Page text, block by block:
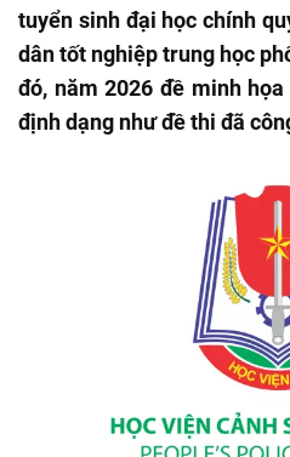
tuyển sinh đại học chính
dân tốt nghiệp trung học
đó, năm 2026 đề minh
định dạng như đề thi đã